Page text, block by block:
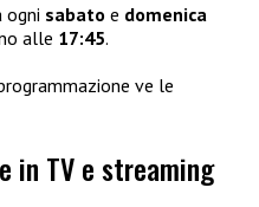
ogni sabato e domenica
alle 17:45.
ve le
in TV e streaming